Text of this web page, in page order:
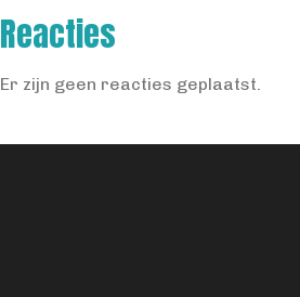
Reacties
Er zijn geen reacties geplaatst.